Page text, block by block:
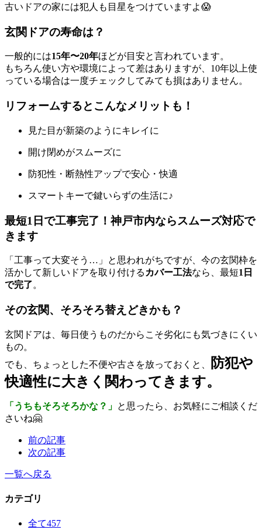
古いドアの家には犯人も目星をつけていますよ😱
玄関ドアの寿命は？
一般的には15年〜20年ほどが目安と言われています。
もちろん使い方や環境によって差はありますが、10年以上使
っている場合は一度チェックしてみても損はありません。
リフォームするとこんなメリットも！
見た目が新築のようにキレイに
開け閉めがスムーズに
防犯性・断熱性アップで安心・快適
スマートキーで鍵いらずの生活に♪
最短1日で工事完了！神戸市内ならスムーズ対応で
きます
「工事って大変そう…」と思われがちですが、今の玄関枠を
活かして新しいドアを取り付ける カバー工法なら、最短1日
で完了。
その玄関、そろそろ替えどきかも？
玄関ドアは、毎日使うものだからこそ劣化にも気づきにくい
もの。
でも、ちょっとした不便や古さを放っておくと、
防犯や
快適性に大きく関わってきます。
「うちもそろそろかな？」 と思ったら、お気軽にご相談くだ
さいね🤗
前の記事
次の記事
一覧へ戻る
カテゴリ
全て457